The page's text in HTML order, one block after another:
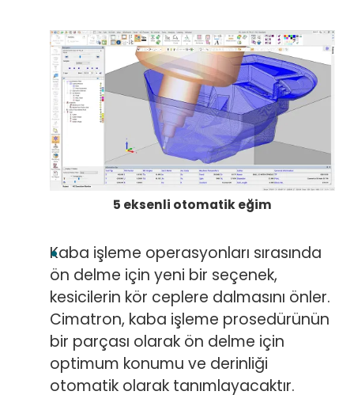
5 eksenli otomatik eğim
Kaba işleme operasyonları sırasında
ön delme için yeni bir seçenek,
kesicilerin kör ceplere dalmasını önler.
Cimatron, kaba işleme prosedürünün
bir parçası olarak ön delme için
optimum konumu ve derinliği
otomatik olarak tanımlayacaktır.